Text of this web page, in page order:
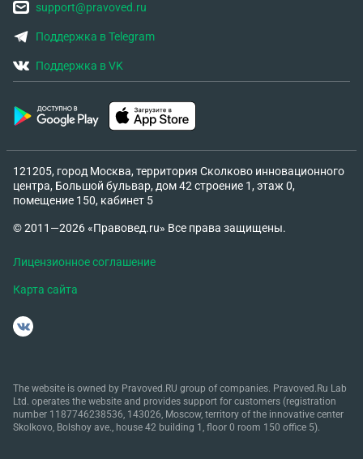
support@pravoved.ru
Поддержка в Telegram
Поддержка в VK
121205, город Москва, территория Сколково инновационного
центра, Большой бульвар, дом 42 строение 1, этаж 0,
помещение 150, кабинет 5
© 2011—2026 «Правовед.ru» Все права защищены.
Лицензионное соглашение
Карта сайта
The website is owned by Pravoved.RU group of companies. Pravoved.Ru Lab
Ltd. operates the website and provides support for customers (registration
number 1187746238536, 143026, Moscow, territory of the innovative center
Skolkovo, Bolshoy ave., house 42 building 1, floor 0 room 150 office 5).